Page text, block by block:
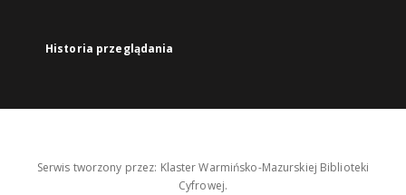
Historia przeglądania
Serwis tworzony przez: Klaster Warmińsko-Mazurskiej Biblioteki
Cyfrowej.